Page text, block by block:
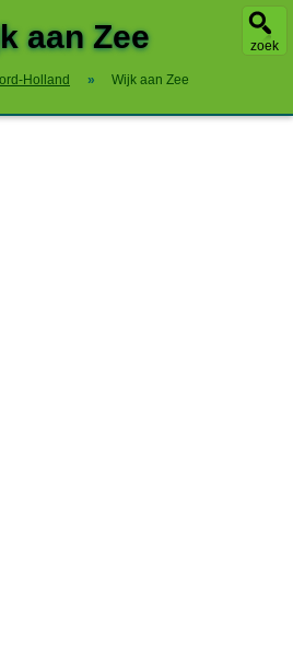
zoek
aan Zee
Holland » Wijk aan Zee